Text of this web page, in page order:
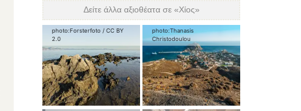
Δείτε άλλα αξιοθέατα σε «Χίος»
photo:Forsterfoto / CC BY
2.0
photo:Thanasis
Christodoulou